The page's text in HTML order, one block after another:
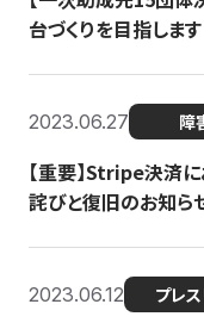
台づくりを目指します
2023.06.27 障
【重要】Stripe決済
詫びと復旧のお知ら
2023.06.12 プレ